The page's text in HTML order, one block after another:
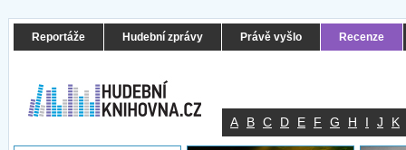
Reportáže Hudební zprávy Právě vyšlo Recenze
A B C D E F G H I J K